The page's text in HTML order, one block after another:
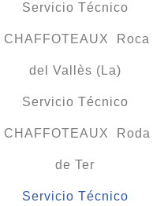
Servicio Técnico
CHAFFOTEAUX Roca
del Vallès (La)
Servicio Técnico
CHAFFOTEAUX Roda
de Ter
Servicio Técnico